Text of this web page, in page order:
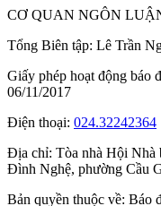
CƠ QUAN NGÔN
Tổng Biên tập: Lê Trần
Giấy phép hoạt động báo
06/11/2017
Điện thoại: 024.32242364
Địa chỉ: Tòa nhà Hội Nhà
Đình Nghệ, phường Cầu
Bản quyền thuộc về: Báo